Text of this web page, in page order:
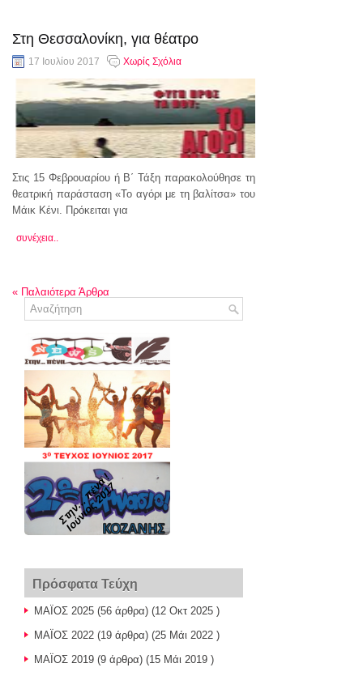
Στη Θεσσαλονίκη, για θέατρο
17 Ιουλίου 2017 Χωρίς Σχόλια
Στις 15 Φεβρουαρίου ή Β΄ Τάξη παρακολούθησε τη
θεατρική παράσταση «Το αγόρι με τη βαλίτσα» του
Μάικ Κένι. Πρόκειται για
συνέχεια..
« Παλαιότερα Άρθρα
Στην... πένα !
Ιούνιος 2017
Πρόσφατα Τεύχη
ΜΑΪΟΣ 2025 (56 άρθρα) (12 Οκτ 2025 )
ΜΑΪΟΣ 2022 (19 άρθρα) (25 Μάι 2022 )
ΜΑΪΟΣ 2019 (9 άρθρα) (15 Μάι 2019 )